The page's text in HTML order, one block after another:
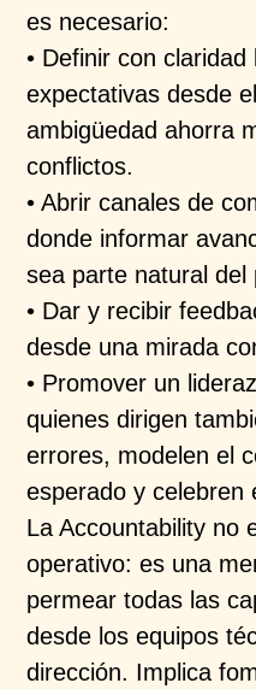
es necesario:
• Definir con
expectativas desde
ambigüedad ahorra
conflictos.
• Abrir canales de
donde informar
sea parte natural del
• Dar y recibir
desde una mirada
• Promover un
quienes dirigen
errores, modelen el
esperado y celebren
La Accountability no
operativo: es una
permear todas las
desde los equipos
dirección. Implica